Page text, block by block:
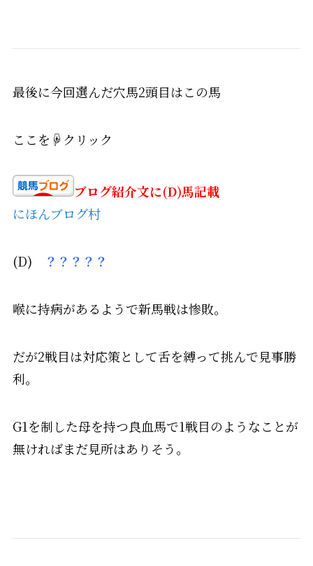
最後に今回選んだ穴馬2頭目はこの馬
ここを☟クリック
ブログ紹介文に(D)馬記載
にほんブログ村
(D) ？？？？？
喉に持病があるようで新馬戦は惨敗。
だが2戦目は対応策として舌を縛って挑んで見事勝
利。
G1を制した母を持つ良血馬で1戦目のようなことが
無ければまだ見所はありそう。